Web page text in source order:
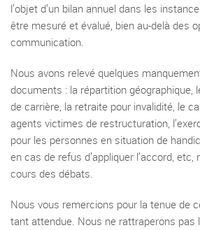
l’objet d’un bilan annuel dans les
être mesuré et évalué, bien au-delà des
communication.
Nous avons relevé quelques
documents : la répartition géographique,
de carrière, la retraite pour invalidité, le
agents victimes de restructuration,
pour les personnes en situation de
en cas de refus d’appliquer l’accord,
cours des débats.
Nous vous remercions pour la tenue de
tant attendue. Nous ne rattraperons pas